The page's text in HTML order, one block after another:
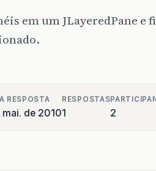
em um JLayeredPane e
RESPOSTA
mai. de 2010
RESPOSTAS
1 2